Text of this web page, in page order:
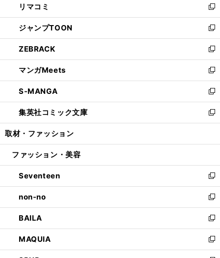
で
開
く
ド
ウ
で
開
く
ィ
ン
ド
ウ
で
開
く
い
ウ
ィ
ン
ド
ウ
で
開
く
リマコミ
新
し
い
ウ
ィ
ン
ド
ウ
で
開
く
ジャンプTOON
新
し
い
ウ
ィ
ン
ド
ウ
で
開
ZEBRACK
新
し
い
ウ
ィ
ン
ド
ウ
開
マンガMeets
新
し
い
ウ
ィ
ン
ウ
開
く
S-MANGA
新
し
い
ウ
ン
ウ
で
開
く
集英社コミック文庫
新
し
ウ
ン
ド
ウ
で
開
く
取材・ファッション
ファッション・美容
Seventeen
新
し
い
ウ
ィ
ン
ド
ウ
non-no
新
し
い
ウ
ィ
ン
BAILA
新
し
い
ウ
MAQUIA
新
し